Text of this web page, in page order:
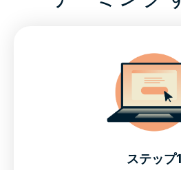
DAZNはどこで利用できますか？
DAZNにVPNが必要な理由
すべてのデバイスにDAZN対応
DAZNでお気に入りのスポーツ
ステップ1